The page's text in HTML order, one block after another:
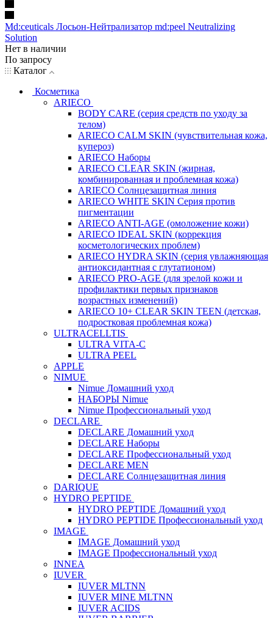
Md:ceuticals Лосьон-Нейтрализатор md:peel Neutralizing
Solution
Нет в наличии
По запросу
Каталог
Косметика
ARIECO
BODY CARE (серия средств по уходу за
телом)
ARIECO CALM SKIN (чувствительная кожа,
купероз)
ARIECO Наборы
ARIECO CLEAR SKIN (жирная,
комбинированная и проблемная кожа)
ARIECO Солнцезащитная линия
ARIECO WHITE SKIN Серия против
пигментации
ARIECO ANTI-AGE (омоложение кожи)
ARIECO IDEAL SKIN (коррекция
косметологических проблем)
ARIECO HYDRA SKIN (серия увлажняющая
антиоксидантная с глутатионом)
ARIECO PRO-AGE (для зрелой кожи и
профилактики первых признаков
возрастных изменений)
ARIECO 10+ CLEAR SKIN TEEN (детская,
подростковая проблемная кожа)
ULTRACELLTIS
ULTRA VITA-C
ULTRA PEEL
APPLE
NIMUE
Nimue Домашний уход
НАБОРЫ Nimue
Nimue Профессиональный уход
DECLARE
DECLARE Домашний уход
DECLARE Наборы
DECLARE Профессиональный уход
DECLARE MEN
DECLARE Солнцезащитная линия
DARIQUE
HYDRO PEPTIDE
HYDRO PEPTIDE Домашний уход
HYDRO PEPTIDE Профессиональный уход
IMAGE
IMAGE Домашний уход
IMAGE Профессиональный уход
INNEA
IUVER
IUVER MLTNN
IUVER MINE MLTNN
IUVER ACIDS